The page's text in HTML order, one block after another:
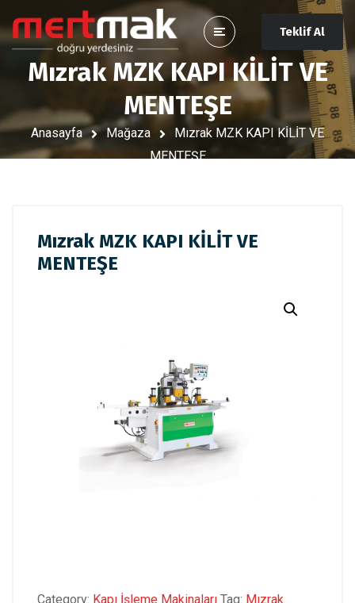
Teklif Al
Mızrak MZK KAPI KİLİT VE
MENTEŞE
Anasayfa Mağaza
Mızrak MZK KAPI KİLİT VE
MENTEŞE
Mızrak MZK KAPI KİLİT VE
MENTEŞE
Category: Kapı İşleme Makinaları Tag: Mızrak